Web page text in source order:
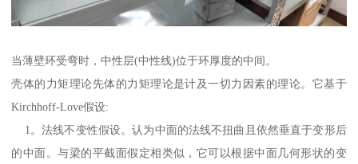
当薄壁环受弯时，中性层(中性线)位于环厚度的中间。
壳体的力矩理论先体的力矩理论是计及一切力因素的理论。它基于
Kirchhoff-Love假设:
1。法线不变性假设。认为中面的法线不扭曲且依然垂直于变形后
的中面。与梁的平截面假定相类似，它可以根据中面几何形状的变